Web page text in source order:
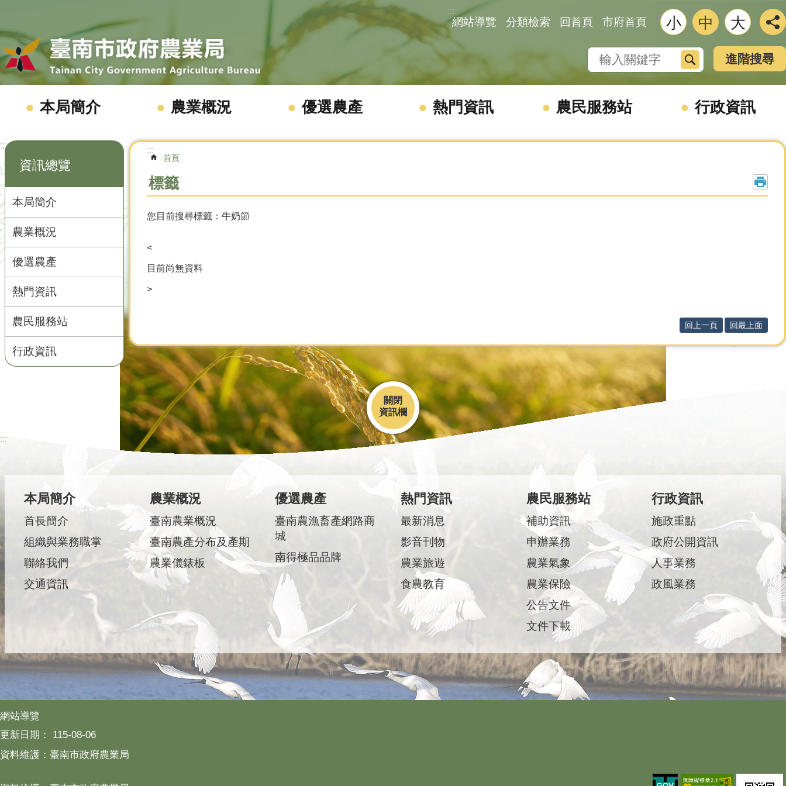
:::
網站導覽 分類檢索 回首頁 市府首頁 小 中 大
搜尋 進階搜尋
本局簡介 農業概況 優選農產 熱門資訊 農民服務站 行政資訊
:::
資訊總覽
本局簡介
農業概況
優選農產
熱門資訊
農民服務站
行政資訊
:::
首頁
標籤
您目前搜尋標籤：牛奶節
<
目前尚無資料
>
回上一頁 回最上面
關閉
:::
本局簡介
首長簡介
組織與業務職掌
聯絡我們
交通資訊
農業概況
臺南農業概況
臺南農產分布及產期
農業儀錶板
優選農產
臺南農漁畜產網路商
城
南得極品品牌
熱門資訊
最新消息
影音刊物
農業旅遊
食農教育
農民服務站
補助資訊
申辦業務
農業氣象
農業保險
公告文件
文件下載
行政資訊
施政重點
政府公開資訊
人事業務
政風業務
網站導覽
更新日期：
115-08-06
資料維護：臺南市政府農業局